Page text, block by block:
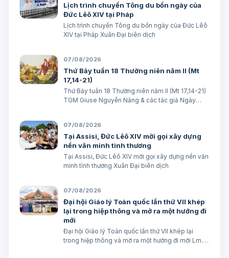
Lịch trình chuyến Tông du bốn ngày của
Đức Lêô XIV tại Pháp
Lịch trình chuyến Tông du bốn ngày của Đức Lêô
XIV tại Pháp Xuân Đại biên dịch
07/08/2026
Thứ Bảy tuần 18 Thường niên năm II (Mt
17,14-21)
Thứ Bảy tuần 18 Thường niên năm II (Mt 17,14-21)
TGM Giuse Nguyễn Năng & các tác giả Ngày
(Mt 17,16) BÀI ĐỌC I (năm II): Kb 1, 12…
07/08/2026
Tại Assisi, Đức Lêô XIV mời gọi xây dựng
nền văn minh tình thương
Tại Assisi, Đức Lêô XIV mời gọi xây dựng nền văn
minh tình thương Xuân Đại biên dịch
07/08/2026
Đại hội Giáo lý Toàn quốc lần thứ VII khép
lại trong hiệp thông và mở ra một hướng đi
mới
Đại hội Giáo lý Toàn quốc lần thứ VII khép lại
trong hiệp thông và mở ra một hướng đi mới Lm.